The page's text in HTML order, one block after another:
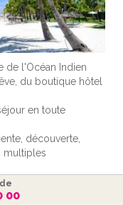
de l'Océan Indien
du boutique hôtel
en toute
découverte,
multiples
00